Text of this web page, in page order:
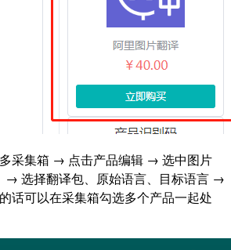
采集箱 → 点击产品编辑 → 选中图片
→ 选择翻译包、原始语言、目标语言 →
话可以在采集箱勾选多个产品一起处